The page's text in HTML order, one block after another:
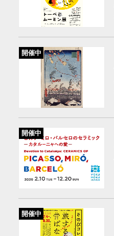
開催中
開催中
開催中